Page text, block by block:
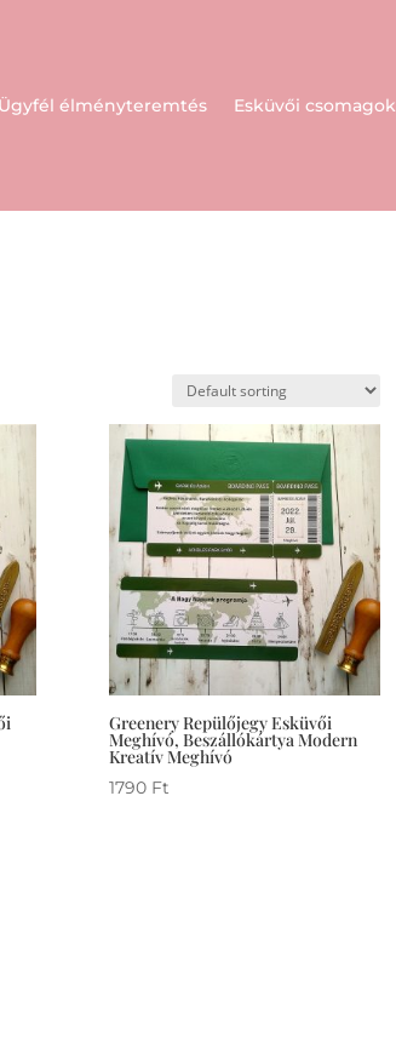
Ügyfél élményteremtés Esküvői csomagok
Greenery Repülőjegy Esküvői
Meghívó, Beszállókártya Modern
Kreatív Meghívó
1790 Ft